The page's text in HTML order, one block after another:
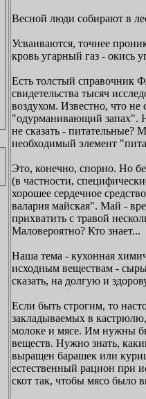
Весной люди собирают в
Усваиваются, точнее
кровь угарный газ - окись
Есть толстый справочник
свидетельства тысяч
воздухом. Известно, что не
"одурманивающий запах".
не сказать - питательные?
необходимый элемент
Это, конечно, спорно. Но
(в частности,
хорошее сердечное
валария майская". Май -
прихватить с травой
Маловероятно? Кто знает...
Наша тема - кухонная
исходным веществам -
сказать, на долгую и
Если быть строгим, то
закладываемых в
молоке и мясе. Им нужны
веществ. Нужно знать,
выращен барашек или
естественный рацион при
скот так, чтобы мясо было